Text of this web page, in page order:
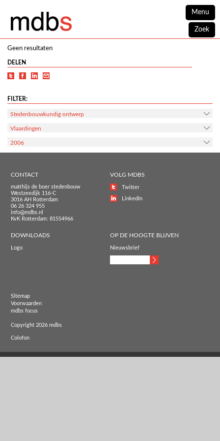
Menu
Zoek
Geen resultaten
DELEN
FILTER:
Stedenbouwkundig ontwerp
Vlaardingen
2006
CONTACT
matthijs de boer stedenbouw
Westzeedijk 116-C
3016 AH Rotterdam
06 26 324 955
info@mdbs.nl
KvK Rotterdam: 81554966
VOLG MDBS
Twitter
LinkedIn
DOWNLOADS
Logo
OP DE HOOGTE BLIJVEN
Nieuwsbrief
Sitemap
Voorwaarden
mdbs focus
Copyright 2026 mdbs
Colofon